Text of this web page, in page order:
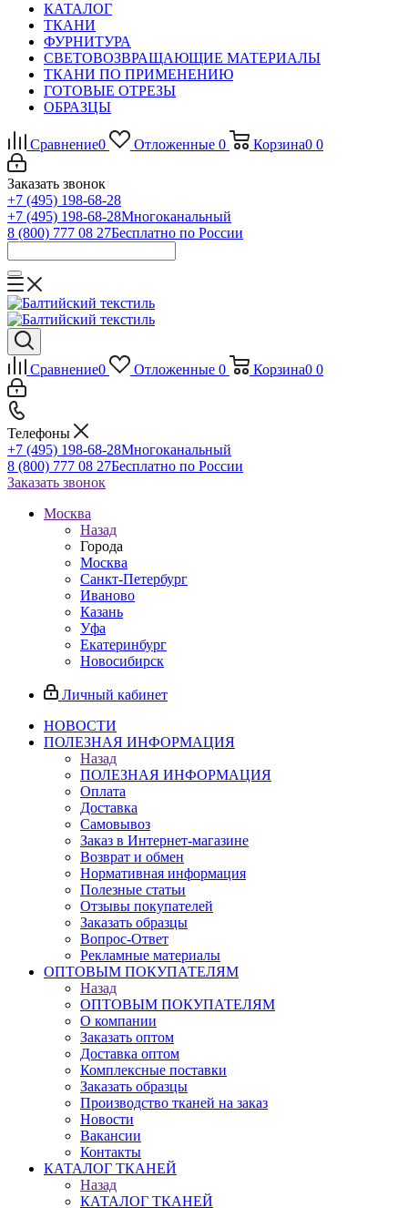
КАТАЛОГ
ТКАНИ
ФУРНИТУРА
СВЕТОВОЗВРАЩАЮЩИЕ МАТЕРИАЛЫ
ТКАНИ ПО ПРИМЕНЕНИЮ
ГОТОВЫЕ ОТРЕЗЫ
ОБРАЗЦЫ
Сравнение0 Отложенные 0 Корзина0 0
Заказать звонок
+7 (495) 198-68-28
+7 (495) 198-68-28Многоканальный
8 (800) 777 08 27Бесплатно по России
Сравнение0 Отложенные 0 Корзина0 0
Телефоны
+7 (495) 198-68-28Многоканальный
8 (800) 777 08 27Бесплатно по России
Заказать звонок
Москва
Назад
Города
Москва
Санкт-Петербург
Иваново
Казань
Уфа
Екатеринбург
Новосибирск
Личный кабинет
НОВОСТИ
ПОЛЕЗНАЯ ИНФОРМАЦИЯ
Назад
ПОЛЕЗНАЯ ИНФОРМАЦИЯ
Оплата
Доставка
Самовывоз
Заказ в Интернет-магазине
Возврат и обмен
Нормативная информация
Полезные статьи
Отзывы покупателей
Заказать образцы
Вопрос-Ответ
Рекламные материалы
ОПТОВЫМ ПОКУПАТЕЛЯМ
Назад
ОПТОВЫМ ПОКУПАТЕЛЯМ
О компании
Заказать оптом
Доставка оптом
Комплексные поставки
Заказать образцы
Производство тканей на заказ
Новости
Вакансии
Контакты
КАТАЛОГ ТКАНЕЙ
Назад
КАТАЛОГ ТКАНЕЙ